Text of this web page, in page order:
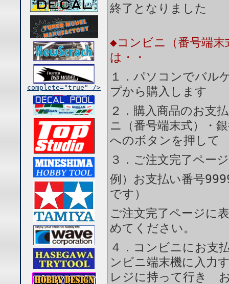
complete="true" />
終了となりました
◆コンビニ（番号端末
は・・
１．パソコンでバル
プから購入します
２．購入商品のお支
ニ（番号端末式）・
へのボタンを押して
３．ご注文完了ペー
例）お支払い番号
です）
ご注文完了ページに
めてください。
４．コンビニにお支
ンビニ端末機に入
レジに持って行き